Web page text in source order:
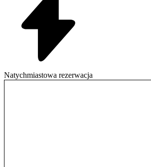
Natychmiastowa rezerwacja